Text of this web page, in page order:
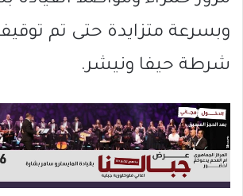
وبسرعة متزايدة حتى تم
شرطة حيفا ونيشر.